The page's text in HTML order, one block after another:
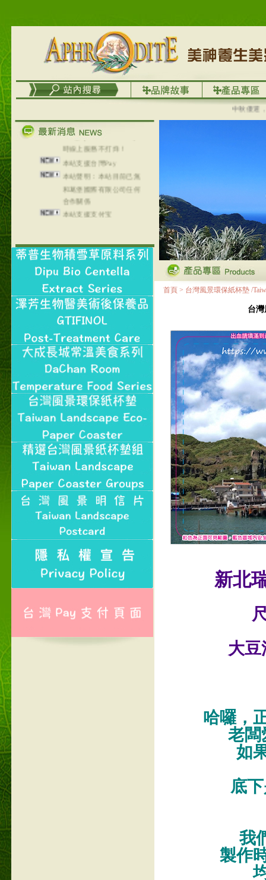
中秋優選，大
在外租屋者、居住處無管
理員、不方便在工作地點
取件者，歡迎多多使用
【郵局i郵箱】的服務喔～
【i郵箱】設立的地點，請
進入內頁連結～
Line@aphrodite2020 24小
時線上服務不打烊！
本站支援台灣Pay
本站聲明：本站目前已無
和葛堡國際有限公司任何
合作關係
本站支援支付宝
2017年1月1日起，中国大
首頁 > 台灣風景環保紙杯墊 /
台灣
新北
大
哈囉，
老闆
如
底
我
製作